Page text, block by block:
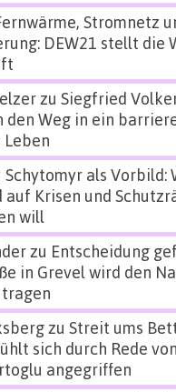
Stromnetz
DEW21 stellt die
zu Siegfried
den Weg in ein
Leben
Schytomyr als Vorbild:
auf Krisen und
will
zu Entscheidung
in Grevel wird den
zu Streit ums
sich durch Rede von
angegriffen